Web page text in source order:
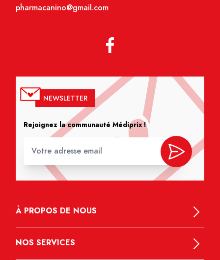
pharmacanino@gmail.com
NEWSLETTER
Rejoignez la communauté Médiprix !
À PROPOS DE NOUS
NOS SERVICES